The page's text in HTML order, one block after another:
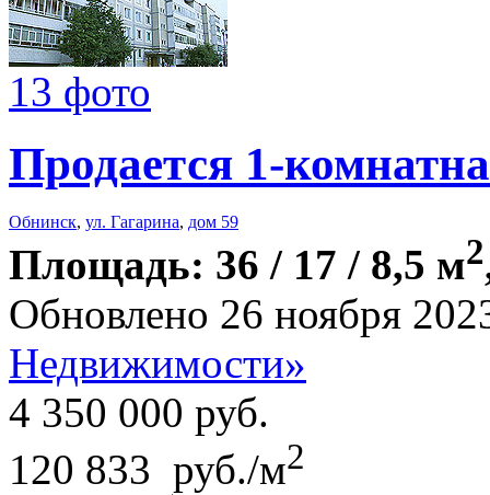
13 фото
Продается 1-
Обнинск, ул. Гагарина, дом 59
Площадь: 36 / 17 / 8,5 м2
Обновлено 26 ноября
Недвижимости»
4 350 000 руб.
120 833 руб./м2